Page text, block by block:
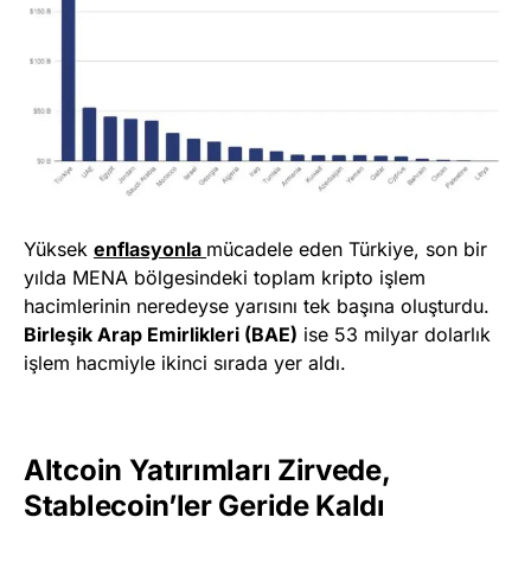
Yüksek enflasyonla mücadele eden Türkiye, son bir
yılda MENA bölgesindeki toplam kripto işlem
hacimlerinin neredeyse yarısını tek başına oluşturdu.
Birleşik Arap Emirlikleri (BAE) ise 53 milyar dolarlık
işlem hacmiyle ikinci sırada yer aldı.
Altcoin Yatırımları Zirvede,
Stablecoin’ler Geride Kaldı